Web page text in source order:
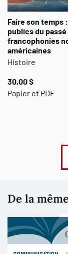
Faire son temps
publics du passé
francophonies
américaines
Histoire
30,00 $
Papier et PDF
De la